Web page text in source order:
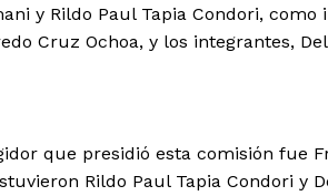
y Rildo Paul Tapia Condori,
Cruz Ochoa, y los integrantes,
que presidió esta comisión fue
Rildo Paul Tapia Condori y